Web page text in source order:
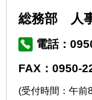
総務部 人
電話：
FAX：0950-
(受付時間：午前